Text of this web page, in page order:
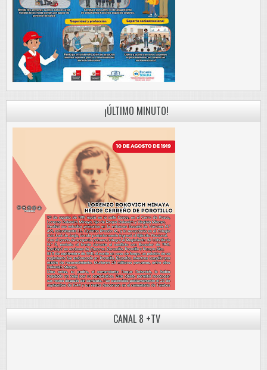
¡ÚLTIMO MINUTO!
CANAL 8 +TV